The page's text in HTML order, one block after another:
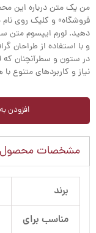
من یک متن درباره این
فروشگاه» و کلیک روی
دهید. لورم ایپسوم متن
و با استفاده از طراحان
در ستون و سطرآنچنان که
نیاز و کاربردهای متنوع
افزودن
مشخصات محصول
برند
مناسب برای